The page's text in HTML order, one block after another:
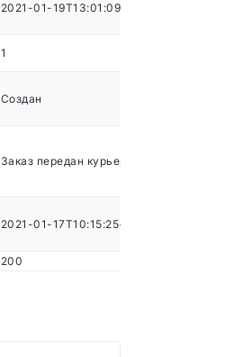
2021-01-19T13:01:09+03:00
1
Создан
Заказ передан курьеру для доставки
2021-01-17T10:15:25+04:00
200